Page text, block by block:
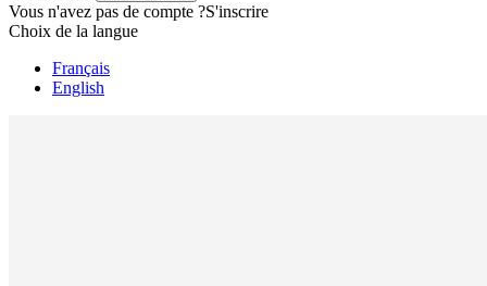
Vous n'avez pas de compte ?S'inscrire
Choix de la langue
Français
English